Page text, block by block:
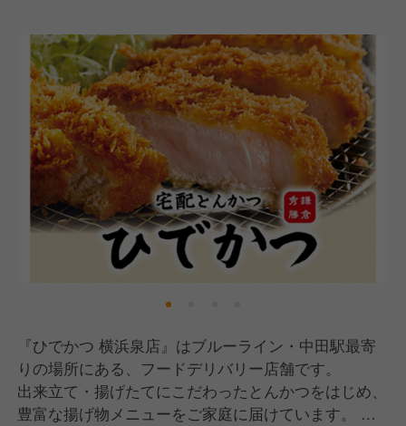
『ひでかつ 横浜泉店』はブルーライン・中田駅最寄
りの場所にある、フードデリバリー店舗です。
出来立て・揚げたてにこだわったとんかつをはじめ、
豊富な揚げ物メニューをご家庭に届けています。